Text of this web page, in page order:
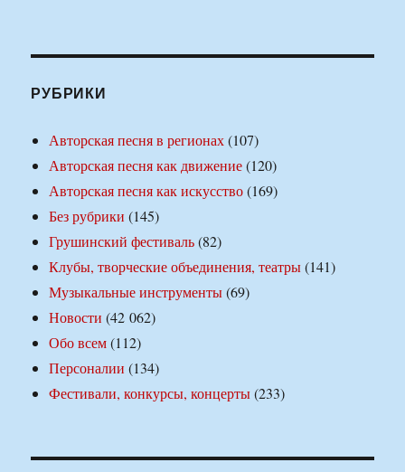
РУБРИКИ
Авторская песня в регионах(107)
Авторская песня как движение(120)
Авторская песня как искусство(169)
Без рубрики (145)
Грушинский фестиваль(82)
Клубы, творческие объединения, театры(141)
Музыкальные инструменты(69)
Новости (42 062)
Обо всем(112)
Персоналии (134)
Фестивали, конкурсы, концерты(233)